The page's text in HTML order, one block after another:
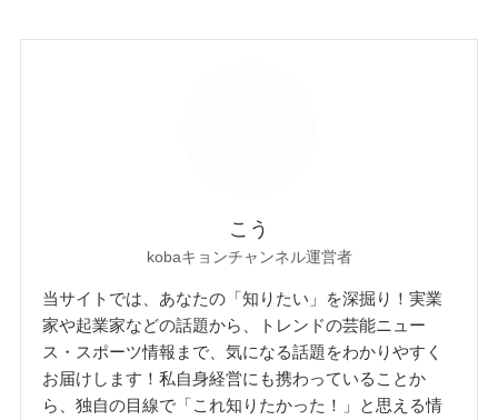
こう
kobaキョンチャンネル運営者
当サイトでは、あなたの「知りたい」を深掘り！実業
家や起業家などの話題から、トレンドの芸能ニュー
ス・スポーツ情報まで、気になる話題をわかりやすく
お届けします！私自身経営にも携わっていることか
ら、独自の目線で「これ知りたかった！」と思える情